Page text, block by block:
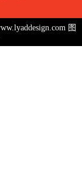
图